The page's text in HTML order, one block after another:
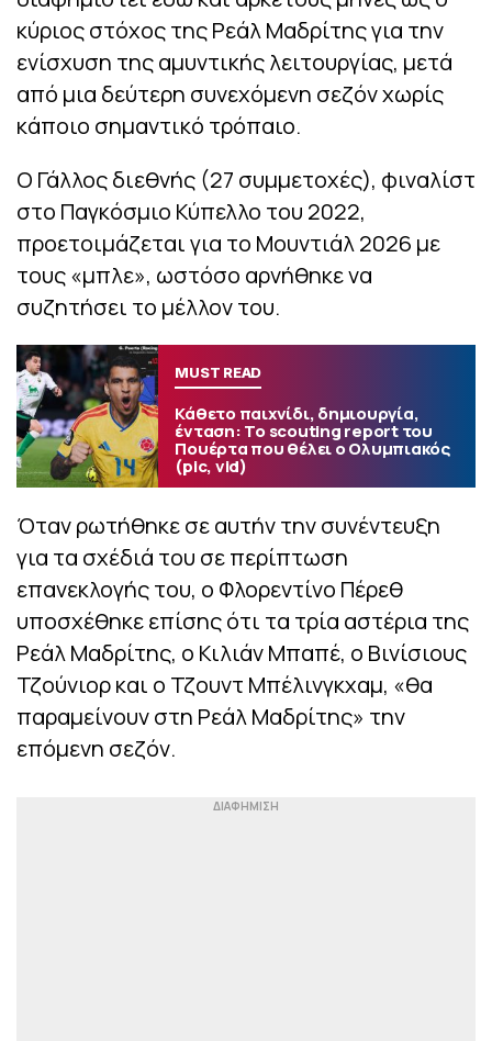
κύριος στόχος της Ρεάλ Μαδρίτης για την
ενίσχυση της αμυντικής λειτουργίας, μετά
από μια δεύτερη συνεχόμενη σεζόν χωρίς
κάποιο σημαντικό τρόπαιο.
Ο Γάλλος διεθνής (27 συμμετοχές), φιναλίστ
στο Παγκόσμιο Κύπελλο του 2022,
προετοιμάζεται για το Μουντιάλ 2026 με
τους «μπλε», ωστόσο αρνήθηκε να
συζητήσει το μέλλον του.
MUST READ
Κάθετο παιχνίδι, δημιουργία,
ένταση: Το scouting report του
Πουέρτα που θέλει ο Ολυμπιακός
(pic, vid)
Όταν ρωτήθηκε σε αυτήν την συνέντευξη
για τα σχέδιά του σε περίπτωση
επανεκλογής του, ο Φλορεντίνο Πέρεθ
υποσχέθηκε επίσης ότι τα τρία αστέρια της
Ρεάλ Μαδρίτης, ο Κιλιάν Μπαπέ, ο Βινίσιους
Τζούνιορ και ο Τζουντ Μπέλινγκχαμ, «θα
παραμείνουν στη Ρεάλ Μαδρίτης» την
επόμενη σεζόν.